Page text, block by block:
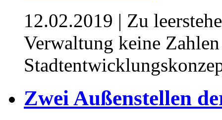
12.02.2019 | Zu
Verwaltung keine
Zwei Außenstellen